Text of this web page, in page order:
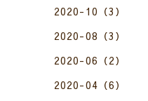
2020-10（3）
2020-08（3）
2020-06（2）
2020-04（6）